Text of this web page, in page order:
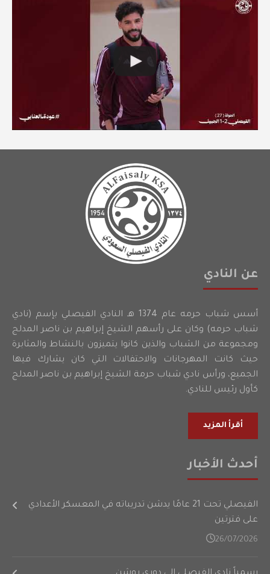
عن النادي
أسس شباب حرمه عام 1374 هـ النادي الفيصلي بإسم (نادي
شباب حرمه) وكان على رأسهم الشيخ إبراهيم بن ناصر المدلج
ومجموعة من الشباب والذين كانوا يتميزون بالنشاط والمثابرة
حيث كانت المهرجانات والاحتفالات التي كان يشارك فيها
الجميع، ورأس نادي شباب حرمة الشيخ إبراهيم بن ناصر المدلج
كأول رئيس للنادي.
أقرأ المزيد
أحدث الأخبار
الفيصلي تحت 21 عامًا يدشن تدريباته في المعسكر الأعدادي
على فترتين
26/07/2026